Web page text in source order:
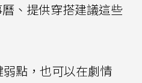
、提供穿搭建議這些
點，也可以在劇情